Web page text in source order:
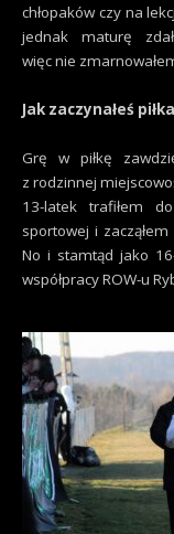
chłopaków czy na
jednak maturę
więc nie
Jak zaczynałeś
Grę w piłkę
z rodzinnej
13-latek trafiłem
sportowej i zacząłem
No i stamtąd jako
współpracy ROW-u